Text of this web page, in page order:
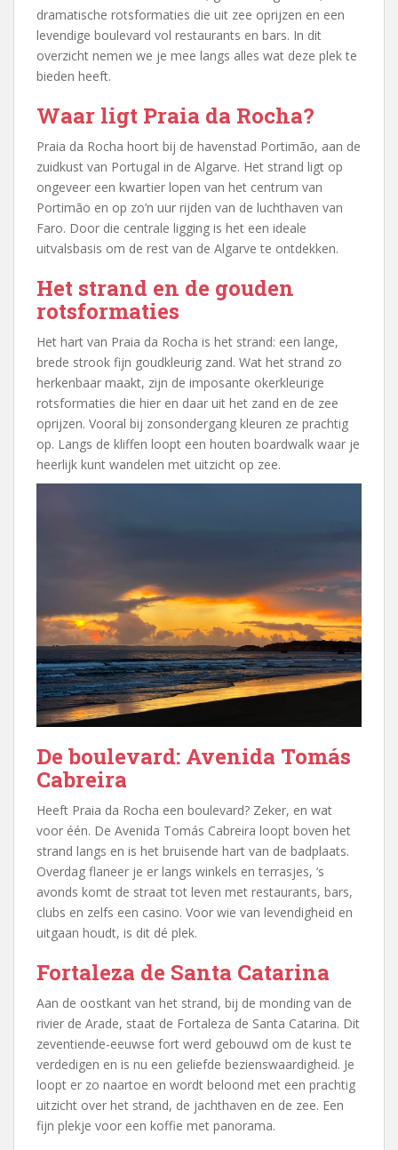
dramatische rotsformaties die uit zee oprijzen en een
levendige boulevard vol restaurants en bars. In dit
overzicht nemen we je mee langs alles wat deze plek te
bieden heeft.
Waar ligt Praia da Rocha?
Praia da Rocha hoort bij de havenstad Portimão, aan de
zuidkust van Portugal in de Algarve. Het strand ligt op
ongeveer een kwartier lopen van het centrum van
Portimão en op zo’n uur rijden van de luchthaven van
Faro. Door die centrale ligging is het een ideale
uitvalsbasis om de rest van de Algarve te ontdekken.
Het strand en de gouden
rotsformaties
Het hart van Praia da Rocha is het strand: een lange,
brede strook fijn goudkleurig zand. Wat het strand zo
herkenbaar maakt, zijn de imposante okerkleurige
rotsformaties die hier en daar uit het zand en de zee
oprijzen. Vooral bij zonsondergang kleuren ze prachtig
op. Langs de kliffen loopt een houten boardwalk waar je
heerlijk kunt wandelen met uitzicht op zee.
De boulevard: Avenida Tomás
Cabreira
Heeft Praia da Rocha een boulevard? Zeker, en wat
voor één. De Avenida Tomás Cabreira loopt boven het
strand langs en is het bruisende hart van de badplaats.
Overdag flaneer je er langs winkels en terrasjes, ‘s
avonds komt de straat tot leven met restaurants, bars,
clubs en zelfs een casino. Voor wie van levendigheid en
uitgaan houdt, is dit dé plek.
Fortaleza de Santa Catarina
Aan de oostkant van het strand, bij de monding van de
rivier de Arade, staat de Fortaleza de Santa Catarina. Dit
zeventiende-eeuwse fort werd gebouwd om de kust te
verdedigen en is nu een geliefde bezienswaardigheid. Je
loopt er zo naartoe en wordt beloond met een prachtig
uitzicht over het strand, de jachthaven en de zee. Een
fijn plekje voor een koffie met panorama.